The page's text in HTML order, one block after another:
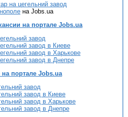
на цегельний завод
на Jobs.ua
на портале Jobs.ua
завод
завод в Киеве
завод в Харькове
завод в Днепре
портале Jobs.ua
завод
завод в Киеве
завод в Харькове
завод в Днепре